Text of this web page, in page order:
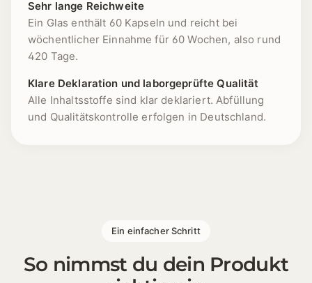
Sehr lange Reichweite
Ein Glas enthält 60 Kapseln und reicht bei
wöchentlicher Einnahme für 60 Wochen, also rund
420 Tage.
Klare Deklaration und laborgeprüfte Qualität
Alle Inhaltsstoffe sind klar deklariert. Abfüllung
und Qualitätskontrolle erfolgen in Deutschland.
Ein einfacher Schritt
So nimmst du dein Produkt
1 [https://echt-vital.de/media/e6/68/aa/